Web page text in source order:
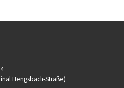
Hengsbach-Straße)